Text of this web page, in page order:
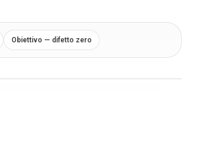
Obiettivo — difetto zero